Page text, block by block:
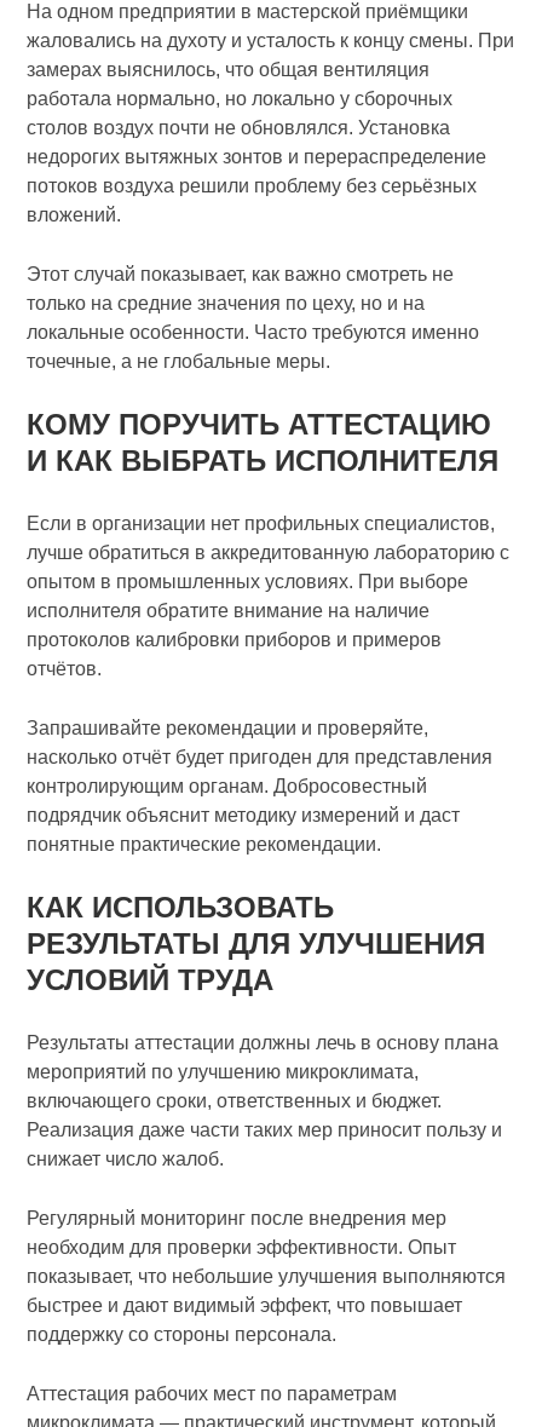
На одном предприятии в мастерской приёмщики
жаловались на духоту и усталость к концу смены. При
замерах выяснилось, что общая вентиляция
работала нормально, но локально у сборочных
столов воздух почти не обновлялся. Установка
недорогих вытяжных зонтов и перераспределение
потоков воздуха решили проблему без серьёзных
вложений.
Этот случай показывает, как важно смотреть не
только на средние значения по цеху, но и на
локальные особенности. Часто требуются именно
точечные, а не глобальные меры.
КОМУ ПОРУЧИТЬ АТТЕСТАЦИЮ
И КАК ВЫБРАТЬ ИСПОЛНИТЕЛЯ
Если в организации нет профильных специалистов,
лучше обратиться в аккредитованную лабораторию с
опытом в промышленных условиях. При выборе
исполнителя обратите внимание на наличие
протоколов калибровки приборов и примеров
отчётов.
Запрашивайте рекомендации и проверяйте,
насколько отчёт будет пригоден для представления
контролирующим органам. Добросовестный
подрядчик объяснит методику измерений и даст
понятные практические рекомендации.
КАК ИСПОЛЬЗОВАТЬ
РЕЗУЛЬТАТЫ ДЛЯ УЛУЧШЕНИЯ
УСЛОВИЙ ТРУДА
Результаты аттестации должны лечь в основу плана
мероприятий по улучшению микроклимата,
включающего сроки, ответственных и бюджет.
Реализация даже части таких мер приносит пользу и
снижает число жалоб.
Регулярный мониторинг после внедрения мер
необходим для проверки эффективности. Опыт
показывает, что небольшие улучшения выполняются
быстрее и дают видимый эффект, что повышает
поддержку со стороны персонала.
Аттестация рабочих мест по параметрам
микроклимата — практический инструмент, который